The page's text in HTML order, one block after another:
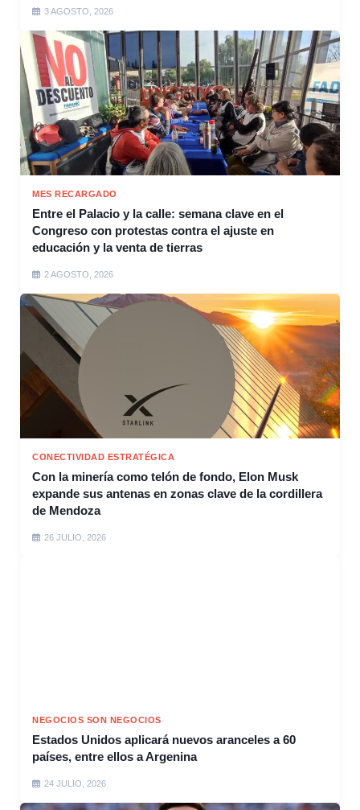
3 AGOSTO, 2026
MES RECARGADO
Entre el Palacio y la calle: semana clave en el
Congreso con protestas contra el ajuste en
educación y la venta de tierras
2 AGOSTO, 2026
CONECTIVIDAD ESTRATÉGICA
Con la minería como telón de fondo, Elon Musk
expande sus antenas en zonas clave de la cordillera
de Mendoza
26 JULIO, 2026
NEGOCIOS SON NEGOCIOS
Estados Unidos aplicará nuevos aranceles a 60
países, entre ellos a Argenina
24 JULIO, 2026